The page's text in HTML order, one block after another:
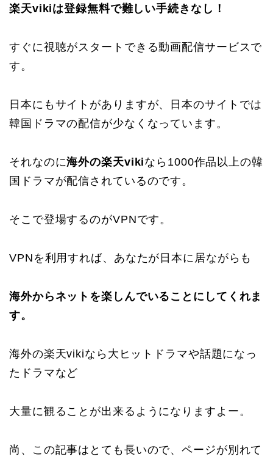
楽天vikiは登録無料で難しい手続きなし！
すぐに視聴がスタートできる動画配信サービスで
す。
日本にもサイトがありますが、日本のサイトでは
韓国ドラマの配信が少なくなっています。
それなのに海外の楽天vikiなら1000作品以上の韓
国ドラマが配信されているのです。
そこで登場するのがVPNです。
VPNを利用すれば、あなたが日本に居ながらも
海外からネットを楽しんでいることにしてくれま
す。
海外の楽天vikiなら大ヒットドラマや話題になっ
たドラマなど
大量に観ることが出来るようになりますよー。
尚、この記事はとても長いので、ページが別れて